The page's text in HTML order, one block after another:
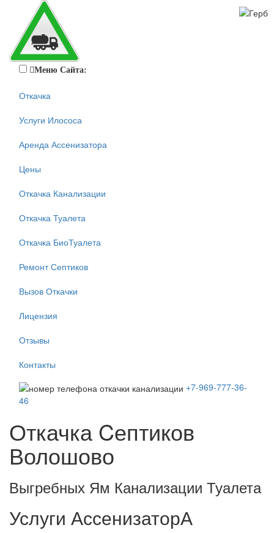
Меню Сайта:
Откачка
Услуги Илососа
Аренда Ассенизатора
Цены
Откачка Канализации
Откачка Туалета
Откачка БиоТуалета
Ремонт Септиков
Вызов Откачки
Лицензия
Отзывы
Контакты
+7-969-777-36-
46
Откачка Cептиков
Волошово
Выгребных Ям Канализации Туалета
Услуги АссенизаторА